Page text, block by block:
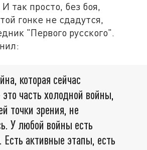
так просто, без боя,
гонке не сдадутся,
"Первого русского".
которая сейчас
часть холодной войны,
точки зрения, не
У любой войны есть
активные этапы, есть